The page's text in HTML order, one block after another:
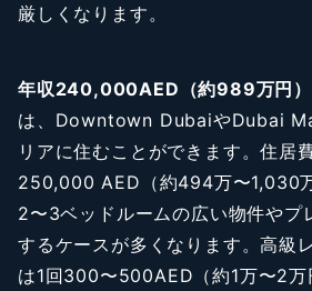
厳しくなります。
年収240,000AED（約989万円）
は、Downtown DubaiやDubai
リアに住むことができます。住居
250,000 AED（約494万〜1,030
2〜3ベッドルームの広い物件やプ
するケースが多くなります。高級
は1回300〜500AED（約1万〜2万